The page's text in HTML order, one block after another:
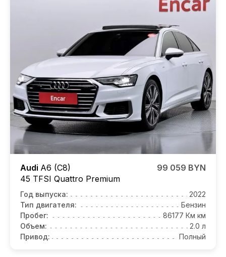
Audi A6 (C8)
45 TFSI Quattro Premium
99 059 BYN
Год выпуска:
2022
Тип двигателя:
Бензин
Пробег:
86177 Км км
Объем:
2.0 л
Привод:
Полный